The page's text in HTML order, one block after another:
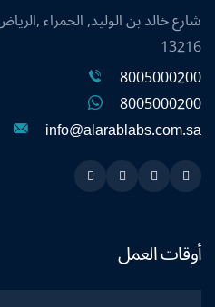
شارع خالد بن الوليد, الحمراء ,الرياض
13216
8005000200
8005000200
info@alarablabs.com.sa
Snapchat
Twitter
Linkedin
Instagram
أوقات العمل